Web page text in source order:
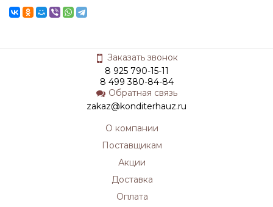
Заказать звонок
8 925 790-15-11
8 499 380-84-84
Обратная связь
zakaz@konditerhauz.ru
О компании
Поставщикам
Акции
Доставка
Оплата